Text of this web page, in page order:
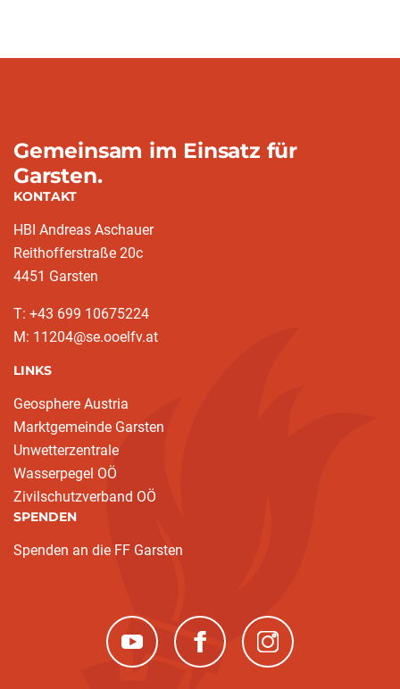
Gemeinsam im Einsatz für
Garsten.
KONTAKT
HBI Andreas Aschauer
Reithofferstraße 20c
4451 Garsten
T: ‭+43 699 10675224‬
M: 11204@se.ooelfv.at
LINKS
Geosphere Austria
Marktgemeinde Garsten
Unwetterzentrale
Wasserpegel OÖ
Zivilschutzverband OÖ
SPENDEN
Spenden an die FF Garsten
(neues Fenster)(neues Fenster)(neues Fenster)